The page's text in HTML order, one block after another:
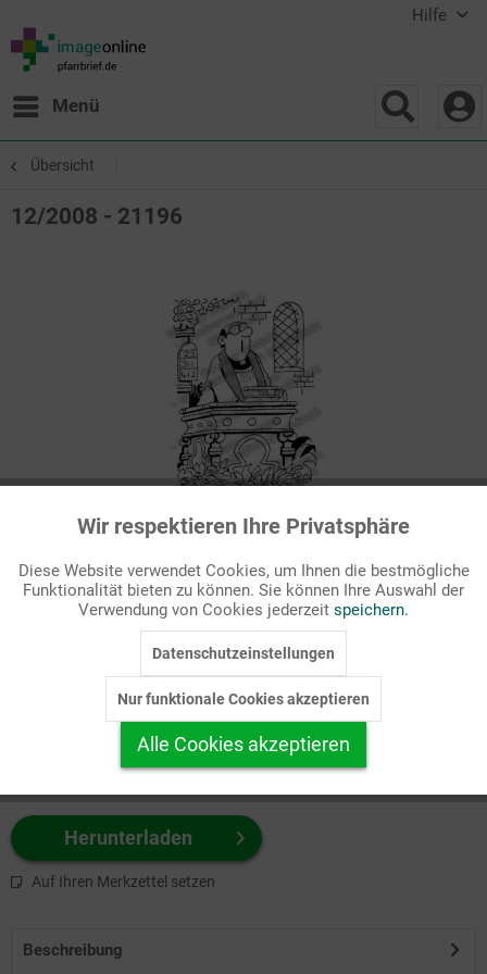
Hilfe
Menü
Übersicht
12/2008 - 21196
Passende Stichworte
Witz
zuerst Ihr Produktformat aus.
z.B. Farbe-Grafik, Schwarz-Weiß-Grafik, mit/ohne Text ...
Herunterladen
Auf Ihren Merkzettel setzen
Beschreibung
Funktionale Aktiv
Marketing Inaktiv
Personalisierung Inaktiv
Service
Wir respektieren Ihre Privatsphäre
Diese Website verwendet Cookies, um Ihnen die bestmögliche
Funktionalität bieten zu können. Sie können Ihre Auswahl der
Verwendung von Cookies jederzeit speichern.
Datenschutzeinstellungen
Nur funktionale Cookies akzeptieren
Alle Cookies akzeptieren